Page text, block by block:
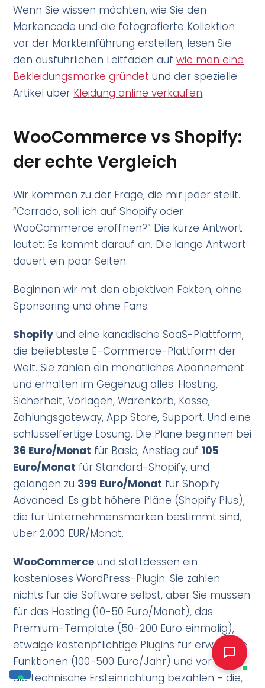
Wenn Sie wissen möchten, wie Sie den
Markencode und die fotografierte Kollektion
vor der Markteinführung erstellen, lesen Sie
den ausführlichen Leitfaden aufwie man eine
Bekleidungsmarke gründet und der spezielle
Artikel über Kleidung online verkaufen.
WooCommerce vs Shopify:
der echte Vergleich
Wir kommen zu der Frage, die mir jeder stellt.
“Corrado, soll ich auf Shopify oder
WooCommerce eröffnen?” Die kurze Antwort
lautet: Es kommt darauf an. Die lange Antwort
dauert ein paar Seiten.
Beginnen wir mit den objektiven Fakten, ohne
Sponsoring und ohne Fans.
Shopify und eine kanadische SaaS-Plattform,
die beliebteste E-Commerce-Plattform der
Welt. Sie zahlen ein monatliches Abonnement
und erhalten im Gegenzug alles: Hosting,
Sicherheit, Vorlagen, Warenkorb, Kasse,
Zahlungsgateway, App Store, Support. Und eine
schlüsselfertige Lösung. Die Pläne beginnen bei
36 Euro/Monat für Basic, Anstieg auf105
Euro/Monat für Standard-Shopify, und
gelangen zu 399 Euro/Monat für Shopify
Advanced. Es gibt höhere Pläne (Shopify Plus),
die für Unternehmensmarken bestimmt sind,
über 2.000 EUR/Monat.
WooCommerce und stattdessen ein
kostenloses WordPress-Plugin. Sie zahlen
nichts für die Software selbst, aber Sie müssen
für das Hosting (10-50 Euro/Monat), das
Premium-Template (50-200 Euro einmalig),
etwaige kostenpflichtige Plugins für erweiterte
Funktionen (100-500 Euro/Jahr) und vor allem
die technische Ersteinrichtung bezahlen - die,